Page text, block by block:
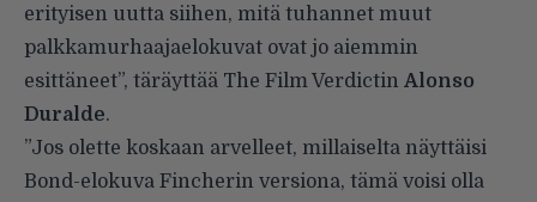
erityisen uutta siihen, mitä tuhannet muut
palkkamurhaajaelokuvat ovat jo aiemmin
esittäneet”, täräyttää The Film Verdictin Alonso
Duralde.
”Jos olette koskaan arvelleet, millaiselta näyttäisi
Bond-elokuva Fincherin versiona, tämä voisi olla